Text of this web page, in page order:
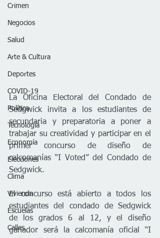
Crimen
Negocios
Salud
Arte & Cultura
Deportes
COVID-19
Política
Tecnología
Economía
Elecciones
Clima
Vivienda
Escuelas
Calles
La Oficina Electoral del Condado de
Sedgwick invita a los estudiantes de
secundaria y preparatoria a poner a
trabajar su creatividad y participar en el
primer concurso de diseño de
calcomanías “I Voted” del Condado de
Sedgwick.
El concurso está abierto a todos los
estudiantes del condado de Sedgwick
de los grados 6 al 12, y el diseño
ganador será la calcomanía oficial “I